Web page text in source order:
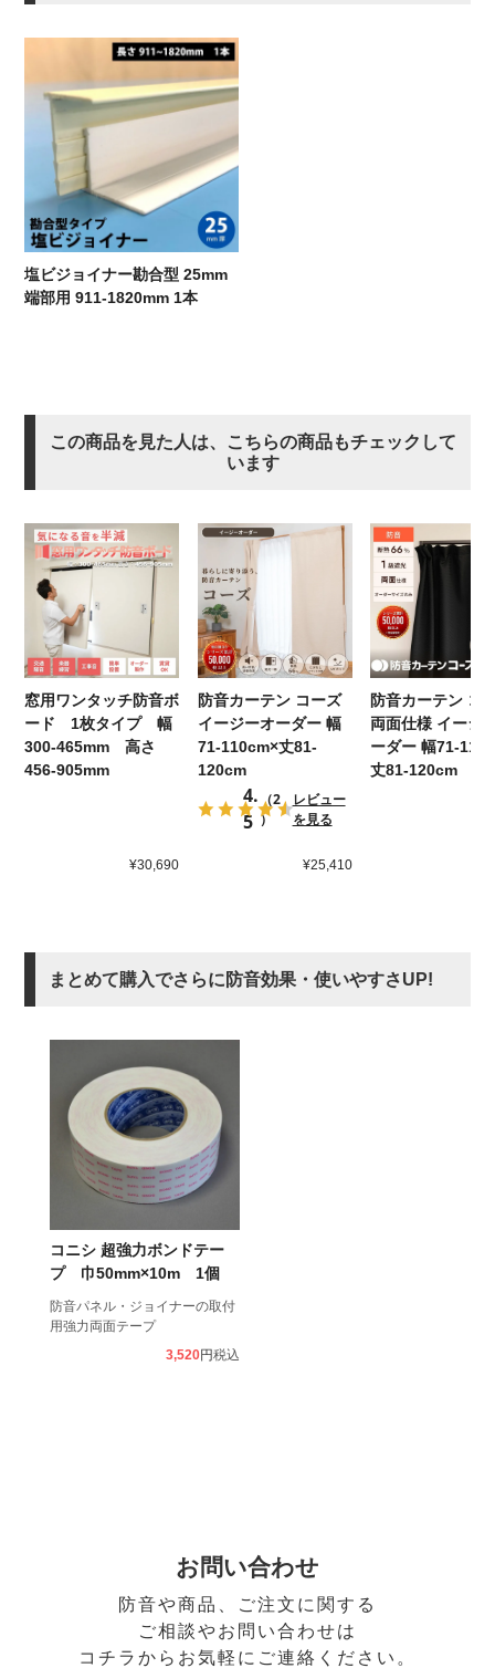
塩ビジョイナー勘合型 25mm
端部用 911-1820mm 1本
この商品を見た人は、こちらの商品もチェックして
います
窓用ワンタッチ防音ボ
ード 1枚タイプ 幅
300-465mm 高さ
456-905mm
¥30,690
防音カーテン コーズ
イージーオーダー 幅
71-110cm×丈81-
120cm
4.
5
（2
）
レビュー
を見る
¥25,410
防音カーテン コ
両面仕様 イージ
ーダー 幅71-
丈81-120cm
まとめて購入でさらに防音効果・使いやすさUP!
防音パネル・ジョイナーの取付
用強力両面テープ
コニシ 超強力ボンドテー
プ 巾50mm×10m 1個
3,520 税込
お問い合わせ
防音や商品、ご注文に関する
ご相談やお問い合わせは
コチラからお気軽にご連絡ください。